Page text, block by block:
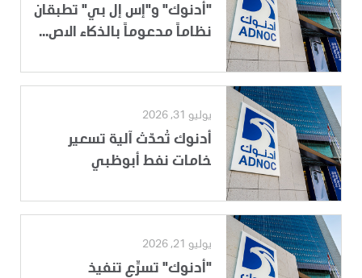
"أدنوك" و"إس إل بي" تطبقان
نظاماً مدعوماً بالذكاء الاص...
يوليو 31, 2026
أدنوك تُحدّث آلية تسعير
خامات نفط أبوظبي
يوليو 21, 2026
"أدنوك" تسرِّع تنفيذ